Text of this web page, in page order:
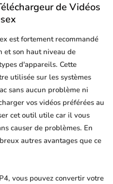
de Vidéos
est fortement recommandé
et son haut niveau de
d'appareils. Cette
utilisée sur les systèmes
sans aucun problème ni
vos vidéos préférées au
cet outil utile car il vous
causer de problèmes. En
autres avantages que ce
vous pouvez convertir votre